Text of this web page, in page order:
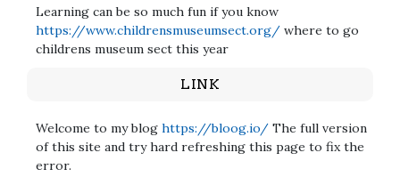
Learning can be so much fun if you know
https://www.childrensmuseumsect.org/ where to go
childrens museum sect this year
LINK
Welcome to my blog https://bloog.io/ The full version
of this site and try hard refreshing this page to fix the
error.